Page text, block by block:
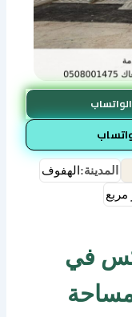
المدينة: الهفوف
في
مساحة